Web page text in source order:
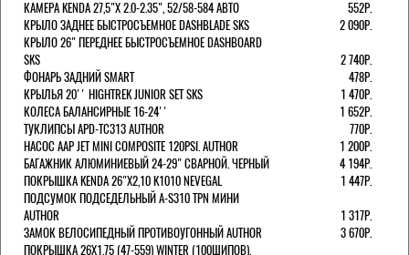
КАМЕРА KENDA 27,5"Х 2.0-2.35", 52/58-584 АВТО
552Р.
КРЫЛО ЗАДНЕЕ БЫСТРОСЪЕМНОЕ DASHBLADE SKS
2 090Р.
КРЫЛО 26" ПЕРЕДНЕЕ БЫСТРОСЪЕМНОЕ DASHBOARD
SKS
2 740Р.
ФОНАРЬ ЗАДНИЙ SMART
478Р.
КРЫЛЬЯ 20'' HIGHTREK JUNIOR SET SKS
1 470Р.
КОЛЕСА БАЛАНСИРНЫЕ 16-24''
1 652Р.
ТУКЛИПСЫ APD-TC313 AUTHOR
770Р.
НАСОС AAP JET MINI COMPOSITE 120PSI. AUTHOR
1 200Р.
БАГАЖНИК АЛЮМИНИЕВЫЙ 24-29" СВАРНОЙ. ЧЕРНЫЙ
4 194Р.
ПОКРЫШКА KENDA 26"Х2,10 K1010 NEVEGAL
1 447Р.
ПОДСУМОК ПОДСЕДЕЛЬНЫЙ A-S310 TPN МИНИ
AUTHOR
1 317Р.
ЗАМОК ВЕЛОСИПЕДНЫЙ ПРОТИВОУГОННЫЙ AUTHOR
3 670Р.
ПОКРЫШКА 26X1,75 (47-559) WINTER (100ШИПОВ).